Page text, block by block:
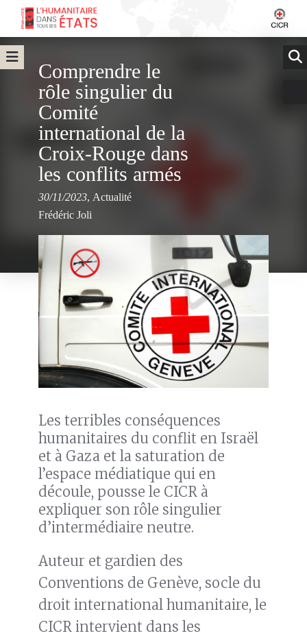
Comprendre le
rôle singulier du
Comité
international de la
Croix-Rouge dans
les conflits armés
30/11/2023, Actualité
Frédéric Joli
Les terribles conséquences
humanitaires du conflit en Israël
et à Gaza et la saturation de
l’espace médiatique qui en
découle, pousse le CICR à
expliquer son rôle singulier
d’intermédiaire neutre.
Auteur et gardien des
Conventions de Genève, socle du
droit international humanitaire, le
CICR intervient dans les